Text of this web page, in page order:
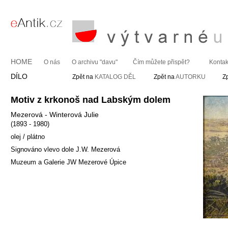
HOME O nás O archivu "davu" Čím můžete přispět?
DÍLO Zpět na KATALOG DĚL Zpět naAUTORKU
Motiv z krkonoš nad Labským dolem
Mezerová - Winterová Julie
(1893 - 1980)
olej / plátno
Signováno vlevo dole J.W. Mezerová
Muzeum a Galerie JW Mezerové Úpice